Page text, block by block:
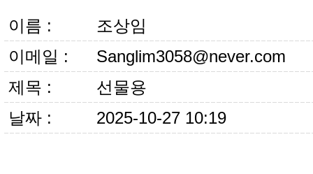
이름 :
조상임
이메일 :
Sanglim3058@never.com
제목 :
선물용
날짜 :
2025-10-27 10:19